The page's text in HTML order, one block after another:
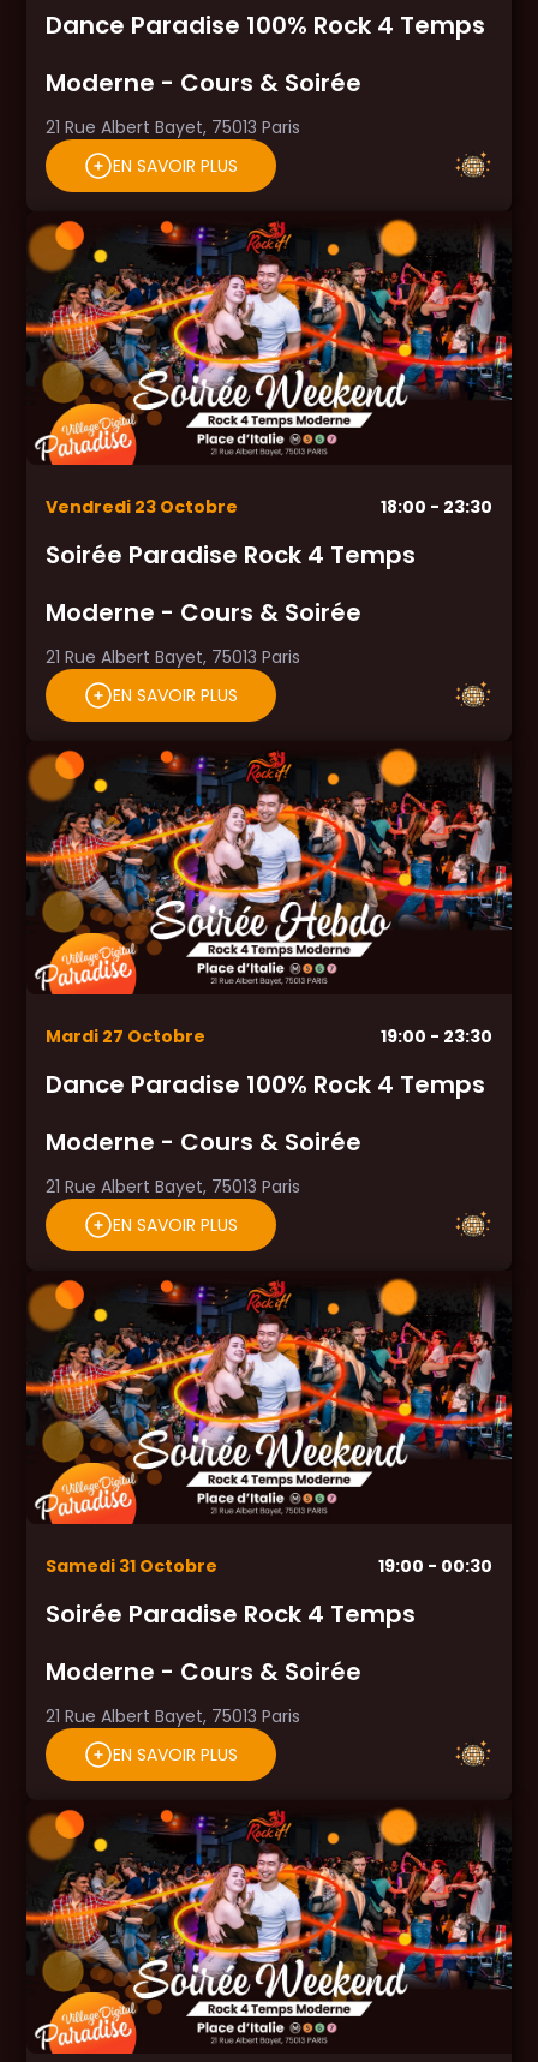
Dance Paradise 100% Rock 4 Temps
Moderne - Cours & Soirée
21 Rue Albert Bayet, 75013 Paris
EN SAVOIR PLUS
Vendredi 23 Octobre 18:00 - 23:30
Soirée Paradise Rock 4 Temps
Moderne - Cours & Soirée
21 Rue Albert Bayet, 75013 Paris
EN SAVOIR PLUS
Mardi 27 Octobre 19:00 - 23:30
Dance Paradise 100% Rock 4 Temps
Moderne - Cours & Soirée
21 Rue Albert Bayet, 75013 Paris
EN SAVOIR PLUS
Samedi 31 Octobre 19:00 - 00:30
Soirée Paradise Rock 4 Temps
Moderne - Cours & Soirée
21 Rue Albert Bayet, 75013 Paris
EN SAVOIR PLUS